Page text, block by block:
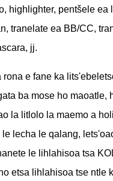
highlighter, pentšele ea
tranelate ea BB/CC,
jj.
rona e fane ka
ba mose ho maoatle,
la litlolo la maemo a
lecha le qalang,
le lihlahisoa tsa
etsa lihlahisoa tse ntle